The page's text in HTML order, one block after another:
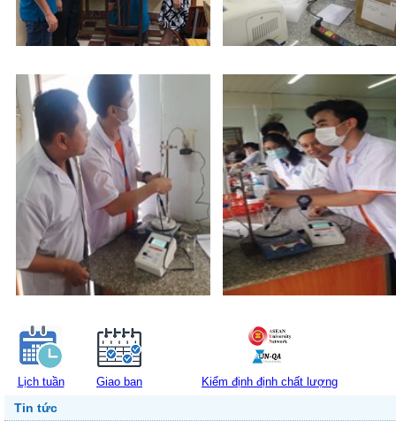
Lịch tuần Giao ban Kiểm định định chất lượng
Tin tức